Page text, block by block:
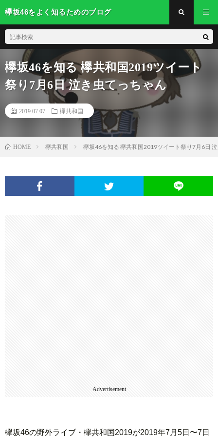
欅坂46をよく知るためのブログ
欅坂46を知る 欅共和国2019ツイート
祭り7月6日 泣き虫てっちゃん
2019.07.07 欅共和国
HOME 欅共和国 欅坂46を知る 欅共和国2019ツイート祭り7月6日
Advertisement
欅坂46の野外ライブ・欅共和国2019が2019年7月5日〜7日